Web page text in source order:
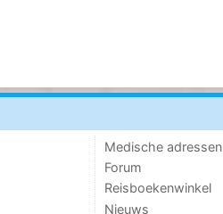
Medische adressen
Forum
Reisboekenwinkel
Nieuws